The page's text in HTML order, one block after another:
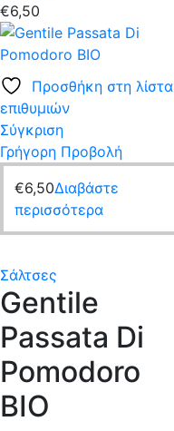
€6,50
Προσθήκη στη λίστα
επιθυμιών
Σύγκριση
Γρήγορη Προβολή
€6,50Διαβάστε
περισσότερα
Σάλτσες
Gentile
Passata Di
Pomodoro
BIO